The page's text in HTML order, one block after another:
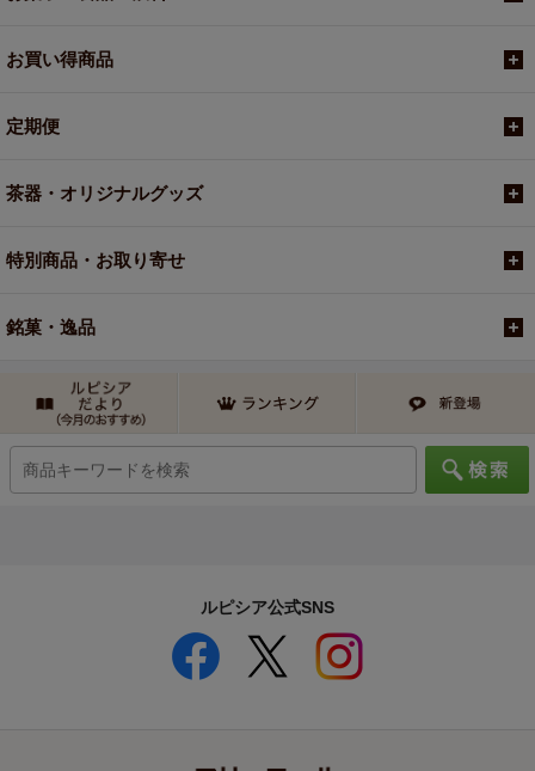
お買い得商品
定期便
茶器・オリジナルグッズ
特別商品・お取り寄せ
銘菓・逸品
ルピシア公式SNS